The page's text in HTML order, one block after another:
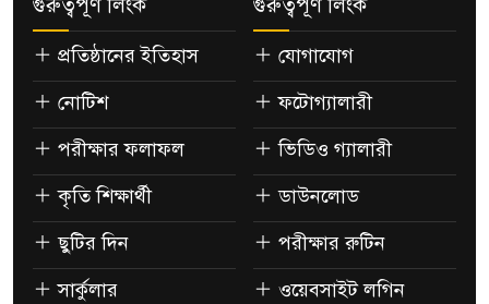
প্রতিষ্ঠানের ইতিহাস
নোটিশ
পরীক্ষার ফলাফল
কৃতি শিক্ষার্থী
ছুটির দিন
সার্কুলার
যোগাযোগ
ফটোগ্যালারী
ভিডিও গ্যালারী
ডাউনলোড
পরীক্ষার রুটিন
ওয়েবসাইট লগিন